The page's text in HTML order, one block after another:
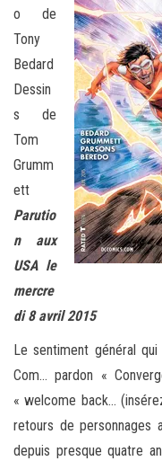
o de
Tony
Bedard
Dessin
s de
Tom
Grumm
ett
Parutio
n aux
USA le
mercre
di 8 avril 2015
Le sentiment général
Com… pardon «
« welcome back…
retours de personnages
depuis presque quatre